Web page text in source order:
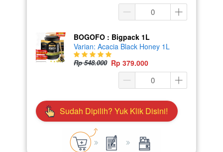
BOGOFO : Bigpack 1L
Varian: Acacia Black Honey 1L
Rp 548.000 Rp 379.000
` Sudah Dipilih? Yuk Klik Disini!